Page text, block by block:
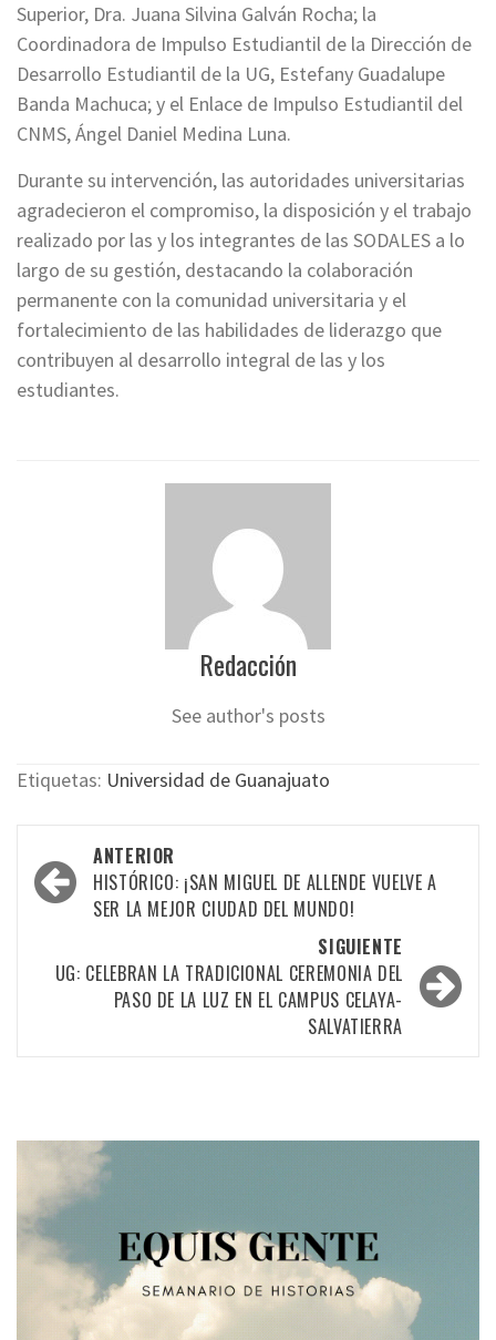
Superior, Dra. Juana Silvina Galván Rocha; la
Coordinadora de Impulso Estudiantil de la Dirección de
Desarrollo Estudiantil de la UG, Estefany Guadalupe
Banda Machuca; y el Enlace de Impulso Estudiantil del
CNMS, Ángel Daniel Medina Luna.
Durante su intervención, las autoridades universitarias
agradecieron el compromiso, la disposición y el trabajo
realizado por las y los integrantes de las SODALES a lo
largo de su gestión, destacando la colaboración
permanente con la comunidad universitaria y el
fortalecimiento de las habilidades de liderazgo que
contribuyen al desarrollo integral de las y los
estudiantes.
Redacción
See author's posts
Etiquetas: Universidad de Guanajuato
Navegación
por
entradas
ANTERIOR
HISTÓRICO: ¡SAN MIGUEL DE ALLENDE VUELVE A
SER LA MEJOR CIUDAD DEL MUNDO!
SIGUIENTE
UG: CELEBRAN LA TRADICIONAL CEREMONIA DEL
PASO DE LA LUZ EN EL CAMPUS CELAYA-
SALVATIERRA